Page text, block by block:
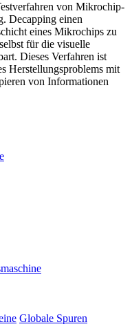
von Mikrochip-
Decapping einen
eines Mikrochips zu
für die visuelle
Dieses Verfahren ist
Herstellungsproblems mit
von Informationen
Globale Spuren